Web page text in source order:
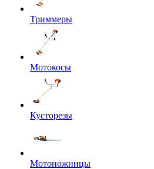
Триммеры
Мотокосы
Кусторезы
Мотоножницы